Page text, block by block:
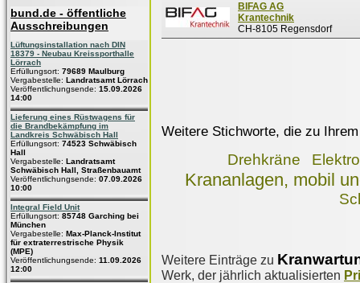
bund.de - öffentliche
Ausschreibungen
Lüftungsinstallation nach DIN
18379 - Neubau Kreissporthalle
Lörrach
Erfüllungsort: 79689 Maulburg
Vergabestelle: Landratsamt Lörrach
Veröffentlichungsende: 15.09.2026
14:00
Lieferung eines Rüstwagens für
die Brandbekämpfung im
Landkreis Schwäbisch Hall
Erfüllungsort: 74523 Schwäbisch
Hall
Vergabestelle: Landratsamt
Schwäbisch Hall, Straßenbauamt
Veröffentlichungsende: 07.09.2026
10:00
Integral Field Unit
Erfüllungsort: 85748 Garching bei
München
Vergabestelle: Max-Planck-Institut
für extraterrestrische Physik
(MPE)
Veröffentlichungsende: 11.09.2026
12:00
BIFAG AG
Krantechnik
CH-8105 Regensdorf
Weitere Stichworte, die zu
Drehkräne
Krananlagen, mobil
Weitere Einträge zu
Werk, der jährlich aktualisierten